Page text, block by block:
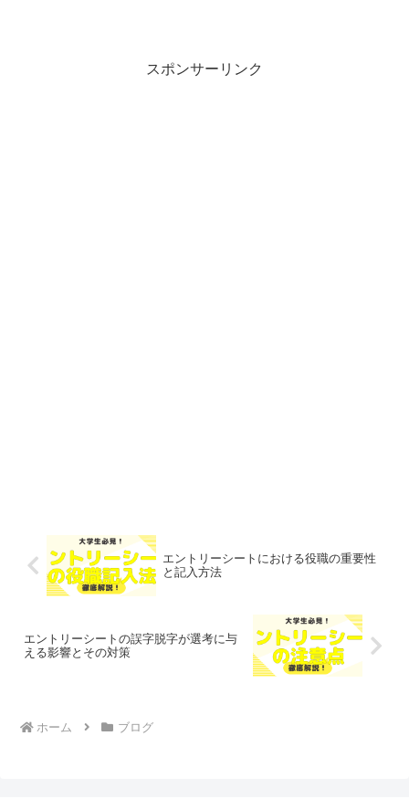
スポンサーリンク
エントリーシートにおける役職の重要性
と記入方法
エントリーシートの誤字脱字が選考に与
える影響とその対策
ホーム ブログ